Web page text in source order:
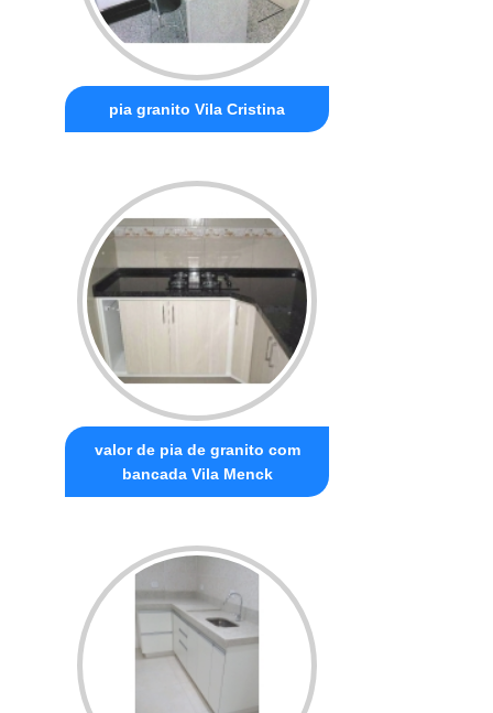
pia granito Vila Cristina
valor de pia de granito com
bancada Vila Menck